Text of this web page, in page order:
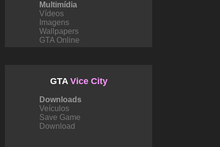
Multimídia
Vídeos
Imagens
Wallpapers
GTA Online
GTA Vice City
Downloads
Veículos
Save Game
Download